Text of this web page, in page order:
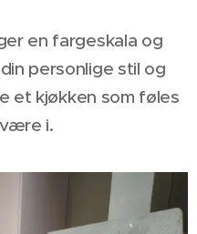
en fargeskala og
personlige stil og
et kjøkken som føles
i.